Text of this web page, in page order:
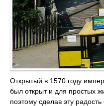
Открытый в 1570 году
был открыт и для простых
поэтому сделав эту